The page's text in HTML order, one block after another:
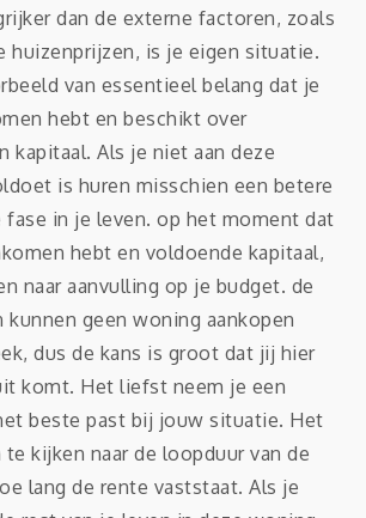
dan de externe factoren, zoals
huizenprijzen, is je eigen situatie.
van essentieel belang dat je
hebt en beschikt over
kapitaal. Als je niet aan deze
is huren misschien een betere
in je leven. op het moment dat
hebt en voldoende kapitaal,
naar aanvulling op je budget. de
kunnen geen woning aankopen
dus de kans is groot dat jij hier
komt. Het liefst neem je een
beste past bij jouw situatie. Het
kijken naar de loopduur van de
lang de rente vaststaat. Als je